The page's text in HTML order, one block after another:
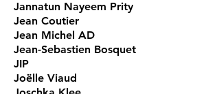
Jannatun Nayeem Prity
Jean Coutier
Jean Michel AD
Jean-Sebastien Bosquet
JIP
Joëlle Viaud